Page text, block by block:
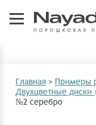
Главная > Примеры
Двухцветные диски
№2 серебро